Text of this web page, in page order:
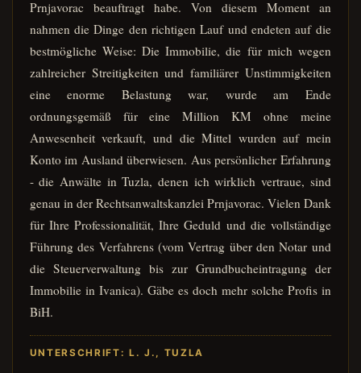
Prnjavorac beauftragt habe. Von diesem Moment an
nahmen die Dinge den richtigen Lauf und endeten auf die
bestmögliche Weise: Die Immobilie, die für mich wegen
zahlreicher Streitigkeiten und familiärer Unstimmigkeiten
eine enorme Belastung war, wurde am Ende
ordnungsgemäß für eine Million KM ohne meine
Anwesenheit verkauft, und die Mittel wurden auf mein
Konto im Ausland überwiesen. Aus persönlicher Erfahrung
- die Anwälte in Tuzla, denen ich wirklich vertraue, sind
genau in der Rechtsanwaltskanzlei Prnjavorac. Vielen Dank
für Ihre Professionalität, Ihre Geduld und die vollständige
Führung des Verfahrens (vom Vertrag über den Notar und
die Steuerverwaltung bis zur Grundbucheintragung der
Immobilie in Ivanica). Gäbe es doch mehr solche Profis in
BiH.
UNTERSCHRIFT: L. J., TUZLA